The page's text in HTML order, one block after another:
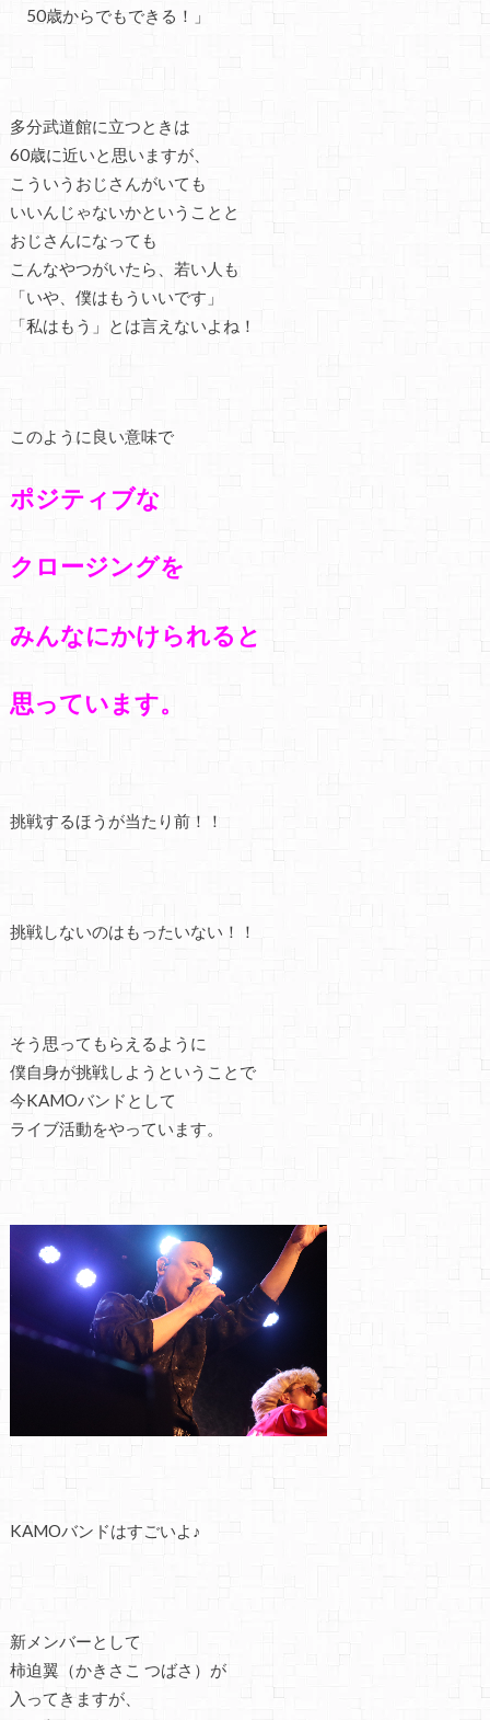
50歳からでもできる！」
多分武道館に立つときは
60歳に近いと思いますが、
こういうおじさんがいても
いいんじゃないかということと
おじさんになっても
こんなやつがいたら、若い人も
「いや、僕はもういいです」
「私はもう」とは言えないよね！
このように良い意味で
ポジティブな
クロージングを
みんなにかけられると
思っています。
挑戦するほうが当たり前！！
挑戦しないのはもったいない！！
そう思ってもらえるように
僕自身が挑戦しようということで
今KAMOバンドとして
ライブ活動をやっています。
KAMOバンドはすごいよ♪
新メンバーとして
柿迫翼（かきさこ つばさ）が
入ってきますが、